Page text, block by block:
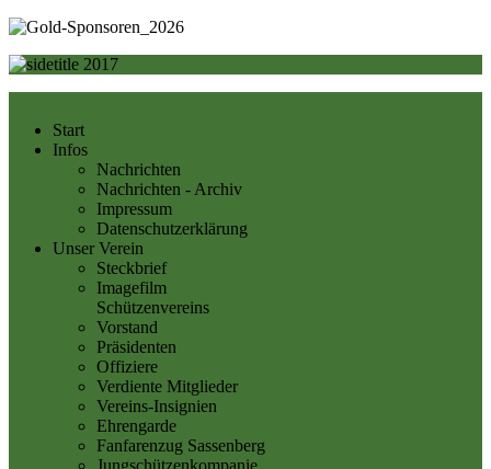
Start
Infos
Nachrichten
Nachrichten - Archiv
Impressum
Datenschutzerklärung
Unser Verein
Steckbrief
Imagefilm
Schützenvereins
Vorstand
Präsidenten
Offiziere
Verdiente Mitglieder
Vereins-Insignien
Ehrengarde
Fanfarenzug Sassenberg
Jungschützenkompanie